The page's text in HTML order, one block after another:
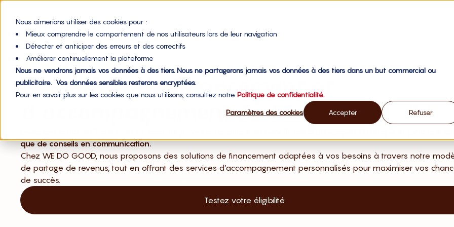
Nous aimerions utiliser des cookies pour :
Mieux comprendre le comportement de nos utilisateurs lors de leur navigation
Détecter et anticiper des erreurs et des correctifs
Améliorer continuellement la plateforme
Nous ne vendrons jamais vos données à des tiers. Nous ne partagerons jamais vos données à des tiers dans un but commercial ou
publicitaire. Vos données sensibles resterons encryptées.
Pour en savoir plus sur les cookies que nous utilisons, consultez notre Politique de confidentialité.
Paramètres des cookies Accepter Refuser
Nos offres de financement et
d’accompagnement
que de conseils en communication.
Chez WE DO GOOD, nous proposons des solutions de financement adaptées à vos besoins à travers notre
de partage de revenus, tout en offrant des services d’accompagnement personnalisés pour maximiser vos
de succès.
Testez votre éligibilité